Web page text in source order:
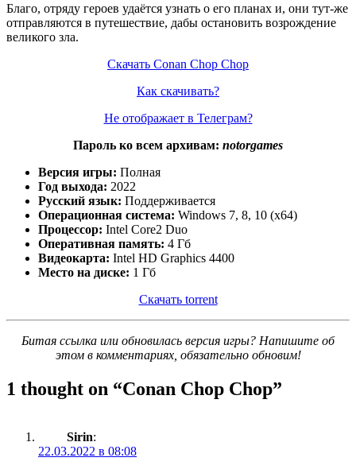
Благо, отряду героев удаётся узнать о его планах и, они тут-же
отправляются в путешествие, дабы остановить возрождение
великого зла.
Скачать Conan Chop Chop
Как скачивать?
Не отображает в Телеграм?
Пароль ко всем архивам: notorgames
Версия игры: Полная
Год выхода: 2022
Русский язык: Поддерживается
Операционная система: Windows 7, 8, 10 (x64)
Процессор: Intel Core2 Duo
Оперативная память: 4 Гб
Видеокарта: Intel HD Graphics 4400
Место на диске: 1 Гб
Скачать torrent
Битая ссылка или обновилась версия игры? Напишите об
этом в комментариях, обязательно обновим!
1 thought on “Conan Chop Chop”
Sirin:
22.03.2022 в 08:08